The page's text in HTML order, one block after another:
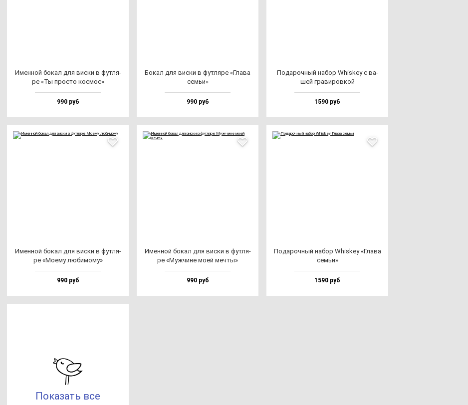
Имен­ной бо­кал для вис­ки в фут­ля­
ре «Ты прос­то кос­мос»
990 руб
Бокал для вис­ки в фут­ля­ре «Гла­ва
семьи»
990 руб
Пода­роч­ный на­бор Whis­key с ва­
шей гра­ви­ров­кой
1590 руб
Имен­ной бо­кал для вис­ки в фут­ля­
ре «Моему лю­би­мо­му»
990 руб
Имен­ной бо­кал для вис­ки в фут­ля­
ре «Муж­чи­не моей меч­ты»
990 руб
Пода­роч­ный на­бор Whis­key «Гла­ва
семьи»
1590 руб
Показать все